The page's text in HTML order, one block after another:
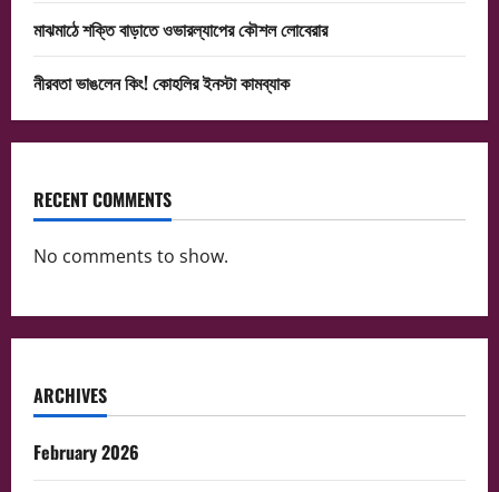
মাঝমাঠে শক্তি বাড়াতে ওভারল্যাপের কৌশল লোবেরার
নীরবতা ভাঙলেন কিং! কোহলির ইনস্টা কামব্যাক
RECENT COMMENTS
No comments to show.
ARCHIVES
February 2026